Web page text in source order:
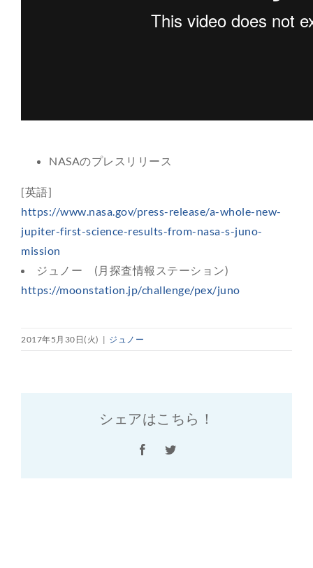
NASAのプレスリリース
[英語]
https://www.nasa.gov/press-release/a-whole-new-
jupiter-first-science-results-from-nasa-s-juno-
mission
ジュノー (月探査情報ステーション)
https://moonstation.jp/challenge/pex/juno
2017年5月30日(火) | ジュノー
シェアはこちら！
FacebookTwitter